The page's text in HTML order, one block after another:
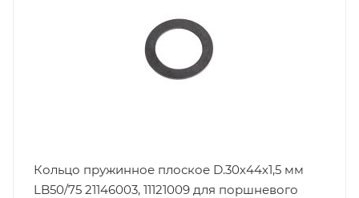
Кольцо пружинное плоское D.30х44х1,5 мм
LB50/75 21146003, 11121009 для поршневого